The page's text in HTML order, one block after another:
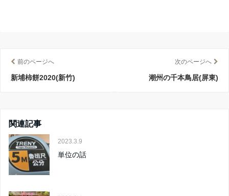
前のページへ
新埔柿餅2020(新竹)
次のページへ
潮州の千本鳥居(屏東)
関連記事
2023.3.9
単位の話